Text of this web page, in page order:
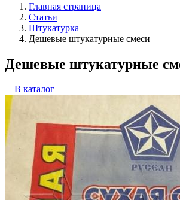
Главная страница
Статьи
Штукатурка
Дешевые штукатурные смеси
Дешевые штукатурные
В каталог